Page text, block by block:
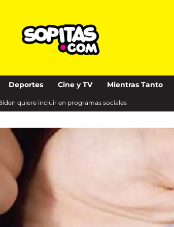
Deportes Cine y TV Mientras Tanto
quiere incluir en programas sociales